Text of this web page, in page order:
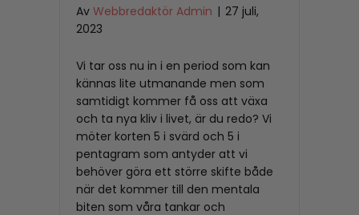
Av Webbredaktör Admin | 27 juli,
2023
Vi tar oss nu in i en period som kan
kännas lite utmanande men som
samtidigt kommer få oss att växa
och ta nya kliv i livet, är du redo? Vi
möter korten 5 i svärd och 5 i
pentagram som antyder att vi
behöver göra ett större skifte både
när det kommer till den mentala
biten som våra tankar och